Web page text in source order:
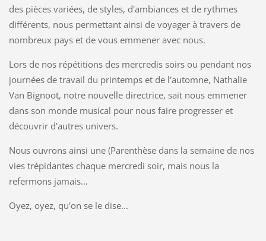
des pièces variées, de styles, d'ambiances et de rythmes
différents, nous permettant ainsi de voyager à travers de
nombreux pays et de vous emmener avec nous.
Lors de nos répétitions des mercredis soirs ou pendant nos
journées de travail du printemps et de l'automne, Nathalie
Van Bignoot, notre nouvelle directrice, sait nous emmener
dans son monde musical pour nous faire progresser et
découvrir d'autres univers.
Nous ouvrons ainsi une (Parenthèse dans la semaine de nos
vies trépidantes chaque mercredi soir, mais nous la
refermons jamais…
Oyez, oyez, qu'on se le dise...